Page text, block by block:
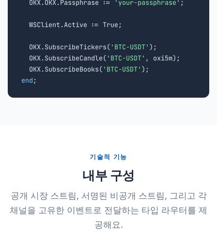
  OKX.OKX.Passphrase :=
'your-passphrase' ;
  WSClient.Active := True;
  OKX.SubscribeTickers(
'BTC-USDT' );
  OKX.SubscribeCandle(
'BTC-USDT' , oxi5m);
  OKX.SubscribeBooks(
'BTC-USDT'
end ;
기술적 기능
내부 구성
공개 시장 스트림, 서명된 비공개 스트림, 그리고 각
채널을 고유한 이벤트로 전달하는 타입 라우터를 제
공해요.